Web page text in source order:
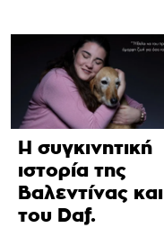
Η συγκινητική
ιστορία της
Βαλεντίνας και
του Daf.